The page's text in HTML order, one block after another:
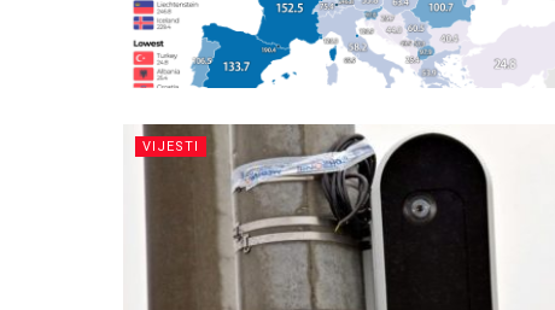
VIJESTI